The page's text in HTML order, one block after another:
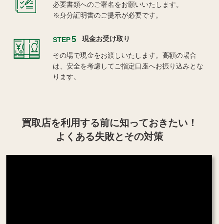
必要書類へのご署名をお願いいたします。
※身分証明書のご提示が必要です。
STEP5 現金お受け取り
その場で現金をお渡しいたします。高額の場合
は、安全を考慮してご指定口座へお振り込みとな
ります。
買取店を利用する前に知っておきたい！
よくある失敗とその対策